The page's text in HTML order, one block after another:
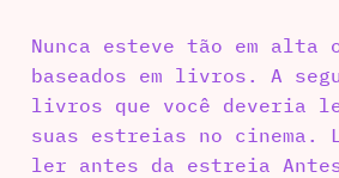
Nunca esteve tão em alta
baseados em livros. A
livros que você deveria
suas estreias no cinema.
ler antes da estreia